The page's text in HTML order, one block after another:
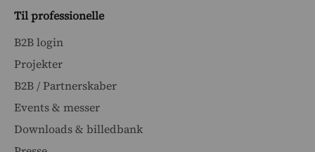
Til professionelle
B2B login
Projekter
B2B / Partnerskaber
Events & messer
Downloads & billedbank